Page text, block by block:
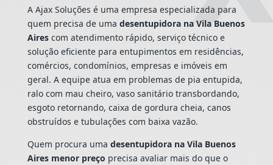
A Ajax Soluções é uma empresa especializada para
quem precisa de uma desentupidora na Vila Buenos
Airescom atendimento rápido, serviço técnico e
solução eficiente para entupimentos em residências,
comércios, condomínios, empresas e imóveis em
geral. A equipe atua em problemas de pia entupida,
ralo com mau cheiro, vaso sanitário transbordando,
esgoto retornando, caixa de gordura cheia, canos
obstruídos e tubulações com baixa vazão.
Quem procura uma desentupidora na Vila Buenos
Aires menor preço precisa avaliar mais do que o